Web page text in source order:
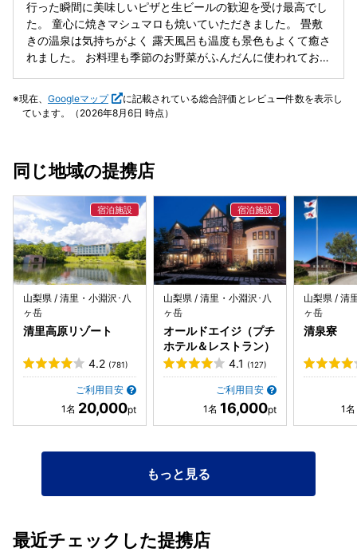
満足。必ずまた伺いたいです！
たし、皆楽しく和やかに過ごしている感じがしました。ゲー
ムセットが置いてあったりと楽しむアイテムも多くて、飲み
物とおつまみも色々あって天国のようでした。温泉は広々し
（夕食はお米のバイキングもあり）で量が足りない人はサラ
ダやヨーグルト、フルーツで調整できました。どれもすごく
行った瞬間に美味しいピザと生ビールの歓迎を受け最高でし
た。 童心に焼きマシュマロも焼いていただきました。 畳敷
きの温泉は気持ちがよく 露天風呂も温度も景色もよくて癒さ
れました。 お料理も季節のお野菜がふんだんに使われており
バーでいただいたうどんのお出汁が美味しく 2杯も食べてし
まいました。 なんといってもオールインクルージブで アル
現在、 Googleマップ
に記載されている総合評価とレビュー件数を表示し
ています。（2026年8月6日 時点）
同じ地域の提携店
山梨県 / 清里・小淵沢･八
ヶ岳
清里高原リゾート
4.2 (781)
ご利用目安
20,000
山梨県 / 清里・小淵沢･八
ヶ岳
オールドエイジ（プチ
ホテル＆レストラン）
4.1 (127)
ご利用目安
16,000
山梨県 / 清
ヶ岳
清泉寮
もっと見る
最近チェックした提携店